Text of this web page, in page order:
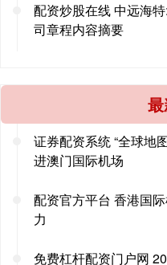
配资炒股在线 中远海
司章程内容摘要
证券配资系统 “全球地
进澳门国际机场
配资官方平台 香港国
力
免费杠杆配资门户网